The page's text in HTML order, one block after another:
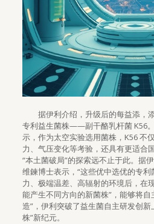
据伊利介绍，升级后的每益添，
专利益生菌株——副干酪乳杆菌 K56
示，作为太空实验选用菌株，K56 不
力、气压变化等考验，还具有更适合
“本土菌破局”的探索远不止于此。据
维鍊博士表示，“这些优中选优的专
力、极端温差、高辐射的环境后，在
能产生不同方向的新菌株”，能够将
造”，伊利突破了益生菌自主研发创
株”新纪元。